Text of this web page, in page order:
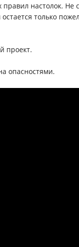
настолок. Не
только
проект.
опасностями.